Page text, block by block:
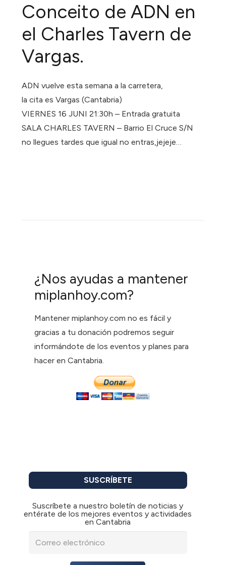
Conceito de ADN en
el Charles Tavern de
Vargas.
ADN vuelve esta semana a la carretera,
la cita es Vargas (Cantabria)
VIERNES 16 JUNI 21:30h – Entrada gratuita
SALA CHARLES TAVERN – Barrio El Cruce S/N
no llegues tardes que igual no entras,jejeje…
¿Nos ayudas a mantener
miplanhoy.com?
Mantener miplanhoy.com no es fácil y
gracias a tu donación podremos seguir
informándote de los eventos y planes para
hacer en Cantabria.
SUSCRÍBETE
Suscríbete a nuestro boletín de noticias y
entérate de los mejores eventos y actividades
en Cantabria